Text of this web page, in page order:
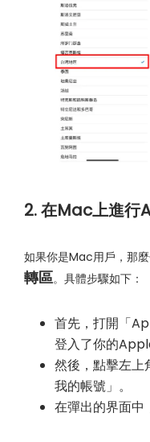
2. 在Mac上進
如果你是Mac用戶，那
轉區。具體步驟如下：
首先，打開「
登入了你的
然後，點擊左上
我的帳號」。
在彈出的界面中